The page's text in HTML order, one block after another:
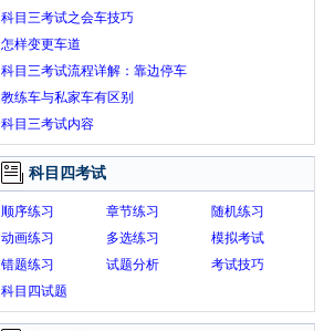
科目三考试之会车技巧
怎样变更车道
科目三考试流程详解：靠边停车
教练车与私家车有区别
科目三考试内容
科目四考试
顺序练习 章节练习
随机练习
动画练习
多选练习
模拟考试
错题练习
试题分析
考试技巧
科目四试题